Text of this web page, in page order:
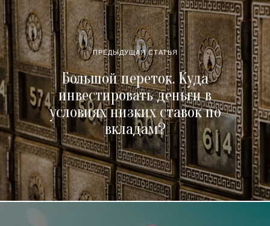
ПРЕДЫДУЩАЯ СТАТЬЯ
Большой переток. Куда
инвестировать деньги в
условиях низких ставок по
вкладам?